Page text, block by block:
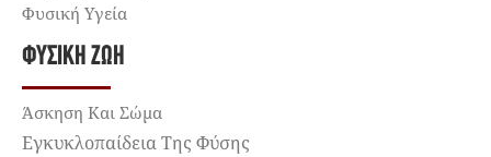
Φυσική Υγεία
ΦΥΣΙΚΉ ΖΩΉ
Άσκηση Και Σώμα
Εγκυκλοπαίδεια Της Φύσης